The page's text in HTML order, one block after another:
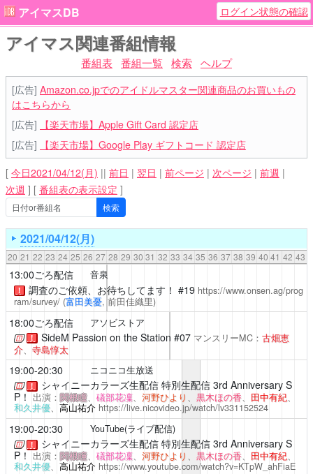
アイマスDB ログイン状態の確認
アイマス関連番組情報
番組表 番組一覧 検索 ヘルプ
[広告] Amazon.co.jpでのアイドルマスター関連商品のお買いもの
はこちらから
[広告]
【楽天市場】Apple Gift Card 認定店
[広告]
【楽天市場】Google Play ギフトコード 認定店
[ 今日2021/04/12(月) || 前日 | 翌日 | 前ページ | 次ページ | 前週 |
次週 ] [ 番組表の表示設定 ]
2021/04/12(月)
20 21 22 23 24 25 26 27 28 29 30 31 32 33 34 35 36 37 38 39 40 41 42 43
13:00ごろ配信 音泉
！ 調査のご依頼、お待ちしてます！ #19 https://www.onsen.ag/prog
ram/survey/ (富田美憂, 前田佳織里)
18:00ごろ配信 アソビストア
！ SideM Passion on the Station #07 マンスリーMC： 古畑恵
介、 寺島惇太
19:00-20:30 ニコニコ生放送
！ シャイニーカラーズ生配信特別生配信 3rd Anniversary S
P！
出演：関根瞳、 礒部花凜、 河野ひより 、 黒木ほの香、 田中有紀、
和久井優、 高山祐介 https://live.nicovideo.jp/watch/lv331152524
19:00-20:30 YouTube(ライブ配信)
！ シャイニーカラーズ生配信特別生配信 3rd Anniversary S
P！
出演：関根瞳、 礒部花凜、 河野ひより 、 黒木ほの香、 田中有紀、
和久井優、 高山祐介 https://www.youtube.com/watch?v=KTpW_ahFiaE